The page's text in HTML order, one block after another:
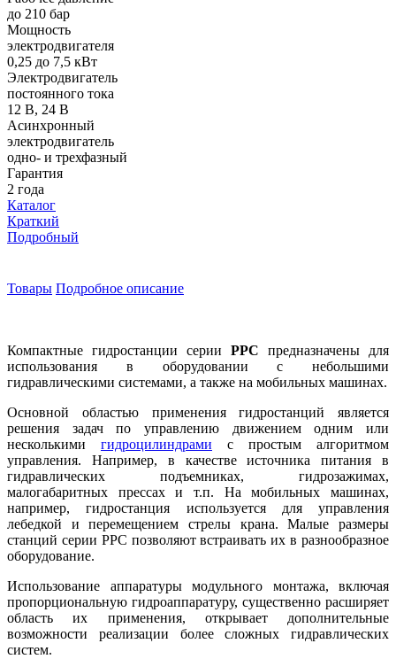
до 210 бар
Мощность
электродвигателя
0,25 до 7,5 кВт
Электродвигатель
постоянного тока
12 В, 24 В
Асинхронный
электродвигатель
одно- и трехфазный
Гарантия
2 года
Каталог
Краткий
Подробный
Товары Подробное описание
Компактные гидростанции серии РРС предназначены для
использования в оборудовании с небольшими
гидравлическими системами, а также на мобильных машинах.
Основной областью применения гидростанций является
решения задач по управлению движением одним или
несколькими гидроцилиндрами с простым алгоритмом
управления. Например, в качестве источника питания в
гидравлических подъемниках, гидрозажимах,
малогабаритных прессах и т.п. На мобильных машинах,
например, гидростанция используется для управления
лебедкой и перемещением стрелы крана. Малые размеры
станций серии РРС позволяют встраивать их в разнообразное
оборудование.
Использование аппаратуры модульного монтажа, включая
пропорциональную гидроаппаратуру, существенно расширяет
область их применения, открывает дополнительные
возможности реализации более сложных гидравлических
систем.